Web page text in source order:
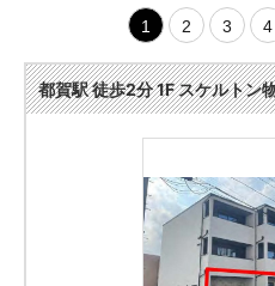
1 2 3 4
都賀駅 徒歩2分 1F スケルトン